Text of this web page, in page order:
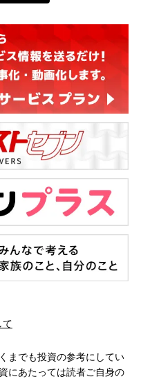
て
までも投資の参考にしてい
にあたっては読者ご自身の